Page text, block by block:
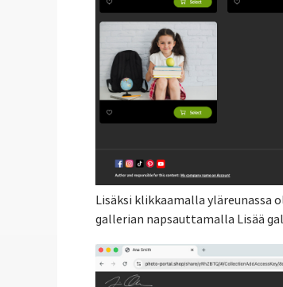
Lisäksi klikkaamalla yläreunassa
gallerian napsauttamalla Lisää